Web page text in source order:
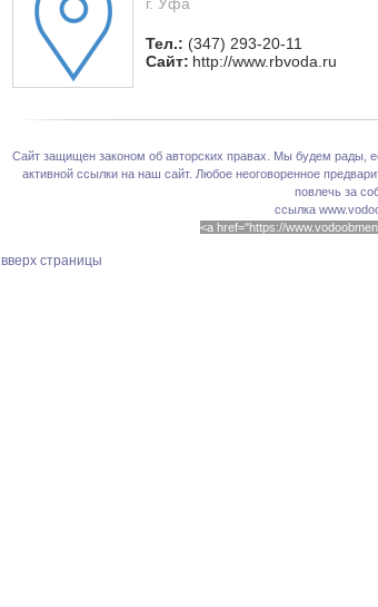
Тел.: (347) 293-20-11
Сайт: http://www.rbvoda.ru
Сайт защищен законом об авторских правах. Мы будем рады,
активной ссылки на наш сайт. Любое неоговоренное
повлечь за
ссылка
<a href="https://
вверх страницы